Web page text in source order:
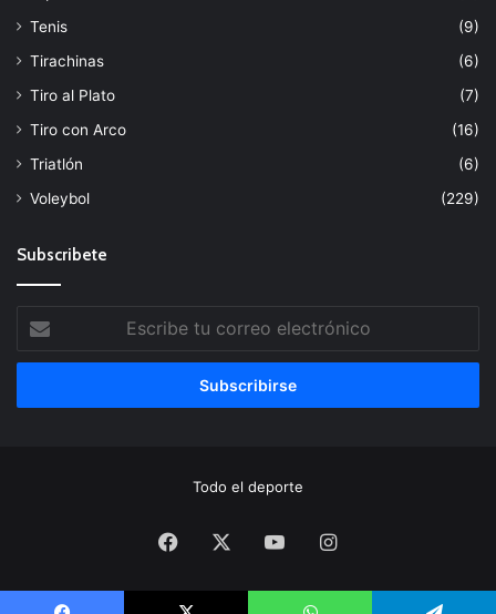
Tenis
(9)
Tirachinas
(6)
Tiro al Plato
(7)
Tiro con Arco
(16)
Triatlón
(6)
Voleybol
(229)
Subscribete
tu
correo
Todo el deporte
Facebook YouTubeInstagram